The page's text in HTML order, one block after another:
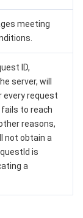
meeting
ID,
server, will
every request
to reach
reasons,
not obtain a
is
a